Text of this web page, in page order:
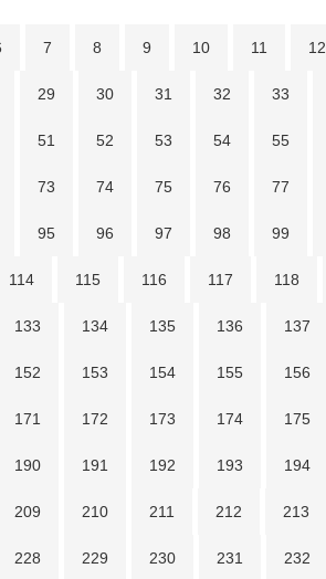
7 8 9 10 11 12
29 30 31 32 33
51 52 53 54 55
73 74 75 76 77
95 96 97 98 99
114 115 116 117 118
133 134 135 136 137
152 153 154 155 156
171 172 173 174 175
190 191 192 193 194
209 210 211 212 213
228 229 230 231 232